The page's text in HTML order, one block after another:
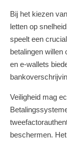
Bij het kiezen
letten op
speelt een
betalingen
en e-wallets
Veiligheid mag
beschermen.